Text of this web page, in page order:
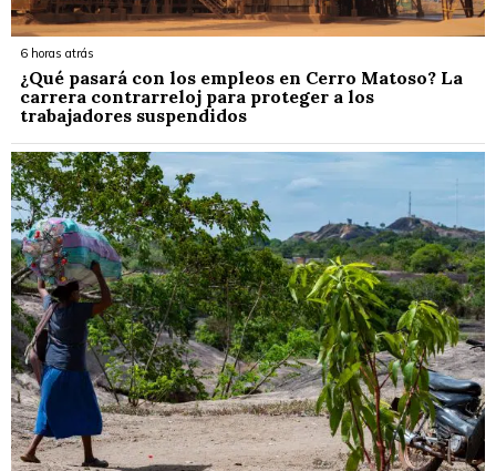
6 horas atrás
¿Qué pasará con los empleos en Cerro Matoso? La
carrera contrarreloj para proteger a los
trabajadores suspendidos